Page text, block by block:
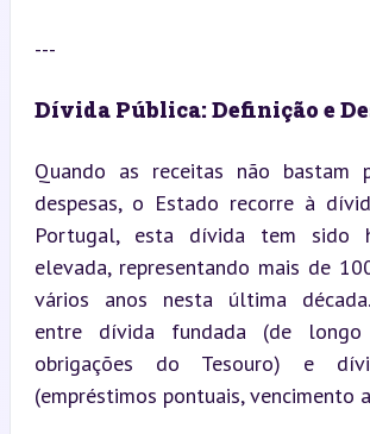
---
Dívida Pública: Definição e
Quando as receitas não bastam
despesas, o Estado recorre à
Portugal, esta dívida tem sido
elevada, representando mais de
vários anos nesta última
entre dívida fundada (de longo
obrigações do Tesouro) e
(empréstimos pontuais, vencimento